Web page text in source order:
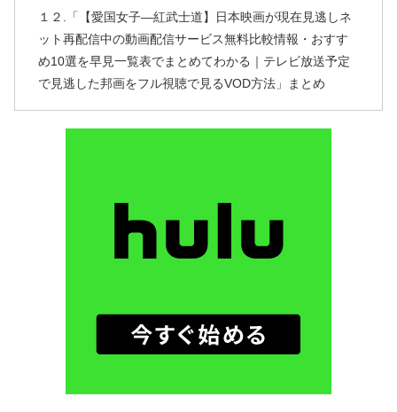
１２.「【愛国女子―紅武士道】日本映画が現在見逃しネ
ット再配信中の動画配信サービス無料比較情報・おすす
め10選を早見一覧表でまとめてわかる｜テレビ放送予定
で見逃した邦画をフル視聴で見るVOD方法」まとめ